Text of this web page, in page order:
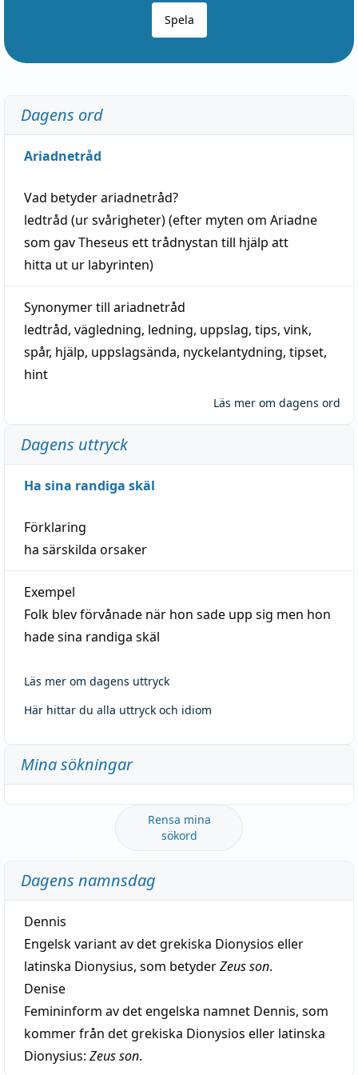
Spela
Dagens ord
Ariadnetråd
Vad betyderariadnetråd?
ledtråd (ur svårigheter) (efter myten om Ariadne
som gav Theseus ett trådnystan till hjälp att
hitta ut ur labyrinten)
Synonymer till ariadnetråd
ledtråd, vägledning, ledning, uppslag, tips, vink,
spår, hjälp, uppslagsända, nyckelantydning, tipset,
hint
Läs mer om dagens ord
Dagens uttryck
Ha sina randiga skäl
Förklaring
ha särskilda orsaker
Exempel
Folk blev förvånade när hon sade upp sig men hon
hade sina randiga skäl
Läs mer om dagens uttryck
Här hittar du alla uttryck och idiom
Mina sökningar
Rensa mina
sökord
Dagens namnsdag
Dennis
Engelsk variant av det grekiska Dionysios eller
latinska Dionysius, som betyderZeus son.
Denise
Femininform av det engelska namnet Dennis, som
kommer från det grekiska Dionysios eller latinska
Dionysius: Zeus son.